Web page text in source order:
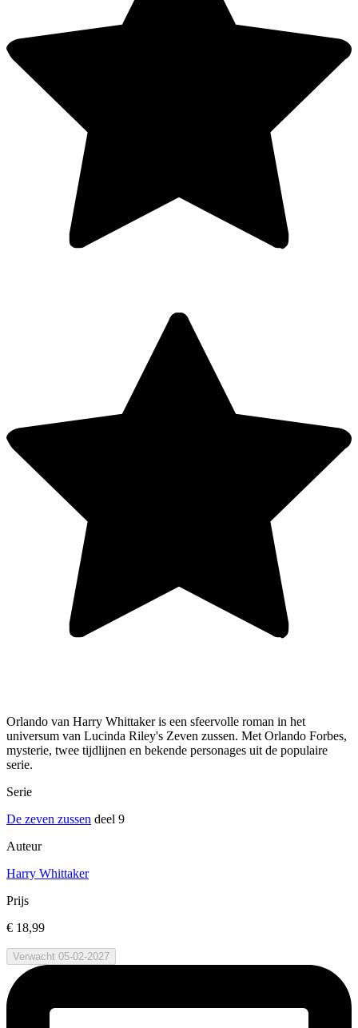
Orlando van Harry Whittaker is een sfeervolle roman in het
universum van Lucinda Riley's Zeven zussen. Met Orlando Forbes,
mysterie, twee tijdlijnen en bekende personages uit de populaire
serie.
Serie
De zeven zussen deel 9
Auteur
Harry Whittaker
Prijs
€ 18,99
Verwacht 05-02-2027